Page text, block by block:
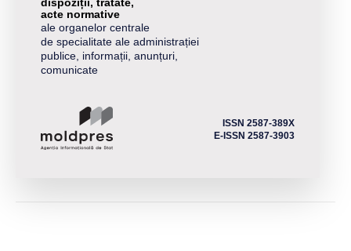
acte normative
ale organelor centrale
de specialitate ale administrației
publice, informații, anunțuri,
comunicate
ISSN 2587-389X
E-ISSN 2587-3903